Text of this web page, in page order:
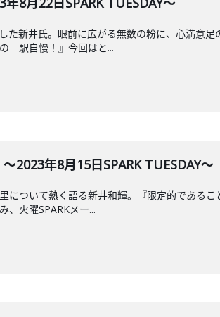
た新井氏。眼前に広がる無数の粉に、心満意
駅自慢！』今回はと...
2023年8月15日SPARK TUESDAY～
について熱く語る新井和輝。『限定的である
、火曜SPARKメー...